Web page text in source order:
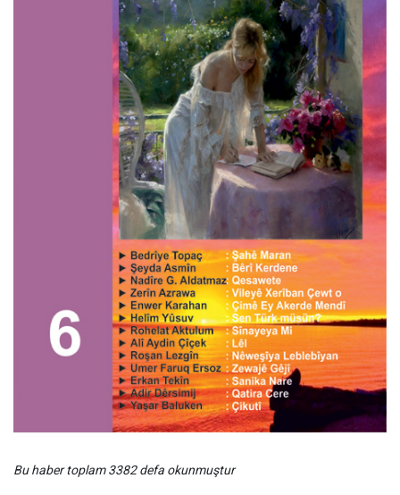
Bu haber toplam 3382 defa okunmuştur